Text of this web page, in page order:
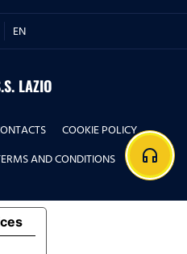
EN
LAZIO
COOKIE POLICY
AND CONDITIONS headphones